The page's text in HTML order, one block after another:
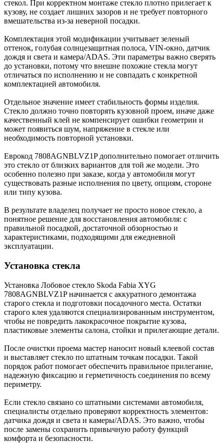
стекол. При корректном монтаже стекло плотно прилегает к
кузову, не создает лишних зазоров и не требует повторного
вмешательства из-за неверной посадки.
Комплектация этой модификации учитывает зеленый
оттенок, голубая солнцезащитная полоса, VIN-окно, датчик
дождя и света и камера/ADAS. Эти параметры важно сверять
до установки, потому что внешне похожие стекла могут
отличаться по исполнению и не совпадать с конкретной
комплектацией автомобиля.
Отдельное значение имеет стабильность формы изделия.
Стекло должно точно повторять кузовной проем, иначе даже
качественный клей не компенсирует ошибки геометрии и
может появиться шум, напряжение в стекле или
необходимость повторной установки.
Еврокод 7808AGNBLVZ1P дополнительно помогает отличить
это стекло от близких вариантов для той же модели. Это
особенно полезно при заказе, когда у автомобиля могут
существовать разные исполнения по цвету, опциям, стороне
или типу кузова.
В результате владелец получает не просто новое стекло, а
понятное решение для восстановления автомобиля: с
правильной посадкой, достаточной обзорностью и
характеристиками, подходящими для ежедневной
эксплуатации.
Установка стекла
Установка Лобовое стекло Skoda Fabia XYG
7808AGNBLVZ1P начинается с аккуратного демонтажа
старого стекла и подготовки посадочного места. Остатки
старого клея удаляются специализированным инструментом,
чтобы не повредить лакокрасочное покрытие кузова,
пластиковые элементы салона, стойки и прилегающие детали.
После очистки проема мастер наносит новый клеевой состав
и выставляет стекло по штатным точкам посадки. Такой
порядок работ помогает обеспечить правильное прилегание,
надежную фиксацию и герметичность соединения по всему
периметру.
Если стекло связано со штатными системами автомобиля,
специалисты отдельно проверяют корректность элементов:
датчика дождя и света и камеры/ADAS. Это важно, чтобы
после замены сохранить привычную работу функций
комфорта и безопасности.